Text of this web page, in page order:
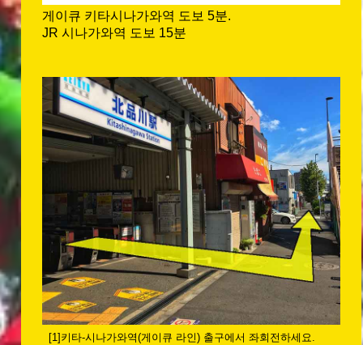
게이큐 키타시나가와역 도보 5분.
JR 시나가와역 도보 15분
[1]키타-시나가와역(게이큐 라인) 출구에서 좌회전하세요.